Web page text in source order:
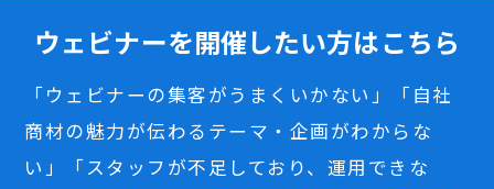
ウェビナーを開催したい方はこちら
「ウェビナーの集客がうまくいかない」「自社
商材の魅力が伝わるテーマ・企画がわからな
い」「スタッフが不足しており、運用できな